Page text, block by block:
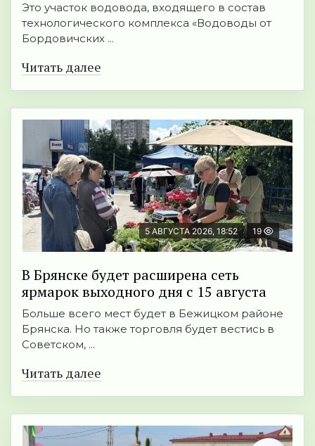
Это участок водовода, входящего в состав
технологического комплекса «Водоводы от
Бордовичских ...
Читать далее
5 АВГУСТА 2026, 18:52 19
В Брянске будет расширена сеть
ярмарок выходного дня с 15 августа
Больше всего мест будет в Бежицком районе
Брянска. Но также торговля будет вестись в
Советском, ...
Читать далее